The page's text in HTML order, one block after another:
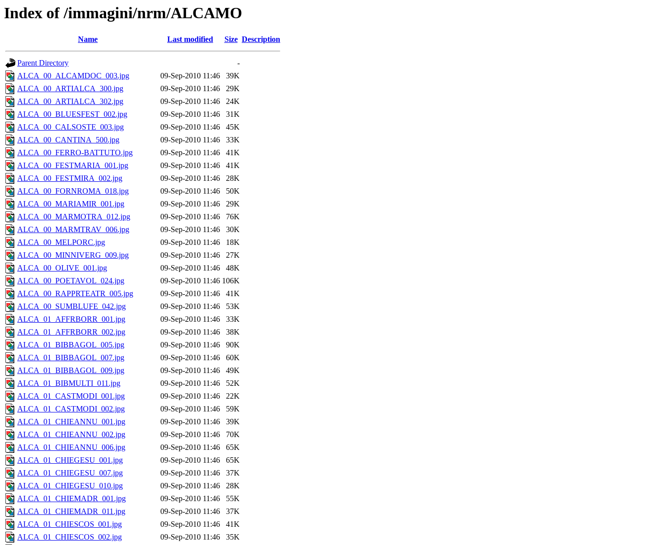
Index of /immagini/nrm/ALCAMO
Name Last modified Size Description
Parent Directory
-
ALCA_00_ALCAMDOC_003.jpg
09-Sep-2010 11:46
39K
ALCA_00_ARTIALCA_300.jpg
09-Sep-2010 11:46
29K
ALCA_00_ARTIALCA_302.jpg
09-Sep-2010 11:46
24K
ALCA_00_BLUESFEST_002.jpg
09-Sep-2010 11:46
31K
ALCA_00_CALSOSTE_003.jpg
09-Sep-2010 11:46
45K
ALCA_00_CANTINA_500.jpg
09-Sep-2010 11:46
33K
ALCA_00_FERRO-BATTUTO.jpg
09-Sep-2010 11:46
41K
ALCA_00_FESTMARIA_001.jpg
09-Sep-2010 11:46
41K
ALCA_00_FESTMIRA_002.jpg
09-Sep-2010 11:46
28K
ALCA_00_FORNROMA_018.jpg
09-Sep-2010 11:46
50K
ALCA_00_MARIAMIR_001.jpg
09-Sep-2010 11:46
29K
ALCA_00_MARMOTRA_012.jpg
09-Sep-2010 11:46
76K
ALCA_00_MARMTRAV_006.jpg
09-Sep-2010 11:46
30K
ALCA_00_MELPORC.jpg
09-Sep-2010 11:46
18K
ALCA_00_MINNIVERG_009.jpg
09-Sep-2010 11:46
27K
ALCA_00_OLIVE_001.jpg
09-Sep-2010 11:46
48K
ALCA_00_POETAVOL_024.jpg
09-Sep-2010 11:46 106K
ALCA_00_RAPPRTEATR_005.jpg
09-Sep-2010 11:46
41K
ALCA_00_SUMBLUFE_042.jpg
09-Sep-2010 11:46
53K
ALCA_01_AFFRBORR_001.jpg
09-Sep-2010 11:46
33K
ALCA_01_AFFRBORR_002.jpg
09-Sep-2010 11:46
38K
ALCA_01_BIBBAGOL_005.jpg
09-Sep-2010 11:46
90K
ALCA_01_BIBBAGOL_007.jpg
09-Sep-2010 11:46
60K
ALCA_01_BIBBAGOL_009.jpg
09-Sep-2010 11:46
49K
ALCA_01_BIBMULTI_011.jpg
09-Sep-2010 11:46
52K
ALCA_01_CASTMODI_001.jpg
09-Sep-2010 11:46
22K
ALCA_01_CASTMODI_002.jpg
09-Sep-2010 11:46
59K
ALCA_01_CHIEANNU_001.jpg
09-Sep-2010 11:46
39K
ALCA_01_CHIEANNU_002.jpg
09-Sep-2010 11:46
70K
ALCA_01_CHIEANNU_006.jpg
09-Sep-2010 11:46
65K
ALCA_01_CHIEGESU_001.jpg
09-Sep-2010 11:46
65K
ALCA_01_CHIEGESU_007.jpg
09-Sep-2010 11:46
37K
ALCA_01_CHIEGESU_010.jpg
09-Sep-2010 11:46
28K
ALCA_01_CHIEMADR_001.jpg
09-Sep-2010 11:46
55K
ALCA_01_CHIEMADR_011.jpg
09-Sep-2010 11:46
37K
ALCA_01_CHIESCOS_001.jpg
09-Sep-2010 11:46
41K
ALCA_01_CHIESCOS_002.jpg
09-Sep-2010 11:46
35K